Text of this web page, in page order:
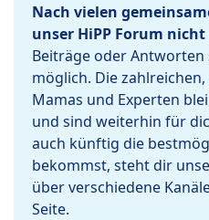
Nach vielen
unser HiPP Forum
Beiträge oder
möglich. Die
Mamas und Experten
und sind weiterhin für
auch künftig die
bekommst, steht dir
über verschiedene
Seite.